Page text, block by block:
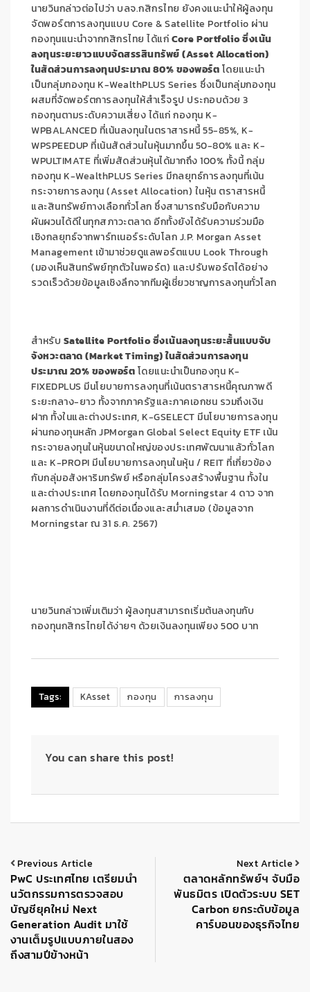
นายวินกล่าวต่อไปว่า บลจ.กสิกรไทย ยังคงแนะนำให้ผู้ลงทุน
จัดพอร์ตการลงทุนแบบ Core & Satellite Portfolio ผ่าน
กองทุนแนะนำจากกสิกรไทย ได้แก่Core Portfolio ซึ่งเน้น
ลงทุนระยะยาวแบบจัดสรรสินทรัพย์ (Asset Allocation)
ในสัดส่วนการลงทุนประมาณ 80% ของพอร์ตโดยแนะนำ
เป็นกลุ่มกองทุน K-WealthPLUS Series ซึ่งเป็นกลุ่มกองทุน
ผสมที่จัดพอร์ตการลงทุนให้สำเร็จรูป ประกอบด้วย 3
กองทุนตามระดับความเสี่ยง ได้แก่ กองทุน K-
WPBALANCED ที่เน้นลงทุนในตราสารหนี้ 55-85%, K-
WPSPEEDUP ที่เน้นสัดส่วนในหุ้นมากขึ้น 50-80% และ K-
WPULTIMATE ที่เพิ่มสัดส่วนหุ้นได้มากถึง 100% ทั้งนี้ กลุ่ม
กองทุน K-WealthPLUS Series มีกลยุทธ์การลงทุนที่เน้น
กระจายการลงทุน (Asset Allocation) ในหุ้น ตราสารหนี้
และสินทรัพย์ทางเลือกทั่วโลก ซึ่งสามารถรับมือกับความ
ผันผวนได้ดีในทุกสภาวะตลาด อีกทั้งยังได้รับความร่วมมือ
เชิงกลยุทธ์จากพาร์ทเนอร์ระดับโลก J.P. Morgan Asset
Management เข้ามาช่วยดูแลพอร์ตแบบ Look Through
(มองเห็นสินทรัพย์ทุกตัวในพอร์ต) และปรับพอร์ตได้อย่าง
รวดเร็วด้วยข้อมูลเชิงลึกจากทีมผู้เชี่ยวชาญการลงทุนทั่วโลก
สำหรับ Satellite Portfolio ซึ่งเน้นลงทุนระยะสั้นแบบจับ
จังหวะตลาด (Market Timing) ในสัดส่วนการลงทุน
ประมาณ 20% ของพอร์ตโดยแนะนำเป็นกองทุน K-
FIXEDPLUS มีนโยบายการลงทุนที่เน้นตราสารหนี้คุณภาพดี
ระยะกลาง-ยาว ทั้งจากภาครัฐและภาคเอกชน รวมถึงเงิน
ฝาก ทั้งในและต่างประเทศ, K-GSELECT มีนโยบายการลงทุน
ผ่านกองทุนหลัก JPMorgan Global Select Equity ETF เน้น
กระจายลงทุนในหุ้นขนาดใหญ่ของประเทศพัฒนาแล้วทั่วโลก
และ K-PROPI มีนโยบายการลงทุนในหุ้น / REIT ที่เกี่ยวข้อง
กับกลุ่มอสังหาริมทรัพย์ หรือกลุ่มโครงสร้างพื้นฐาน ทั้งใน
และต่างประเทศ โดยกองทุนได้รับ Morningstar 4 ดาว จาก
ผลการดำเนินงานที่ดีต่อเนื่องและสม่ำเสมอ (ข้อมูลจาก
Morningstar ณ 31 ธ.ค. 2567)
นายวินกล่าวเพิ่มเติมว่า ผู้ลงทุนสามารถเริ่มต้นลงทุนกับ
กองทุนกสิกรไทยได้ง่ายๆ ด้วยเงินลงทุนเพียง 500 บาท
Tags: KAsset กองทุน การลงทุน
You can share this post!
Previous Article
PwC ประเทศไทย เตรียมนำ
นวัตกรรมการตรวจสอบ
บัญชียุคใหม่ Next
Generation Audit มาใช้
งานเต็มรูปแบบภายในสอง
ถึงสามปีข้างหน้า
Next Article
ตลาดหลักทรัพย์ฯ จับมือ
พันธมิตร เปิดตัวระบบ SET
Carbon ยกระดับข้อมูล
คาร์บอนของธุรกิจไทย